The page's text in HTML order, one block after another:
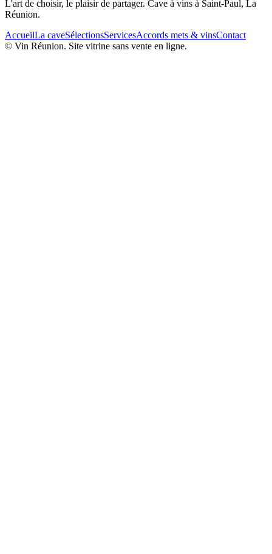
L'art de choisir, le plaisir de partager. Cave à vins à Saint-Paul, La
Réunion.
AccueilLa caveSélectionsServicesAccords mets & vinsContact
© Vin Réunion. Site vitrine sans vente en ligne.